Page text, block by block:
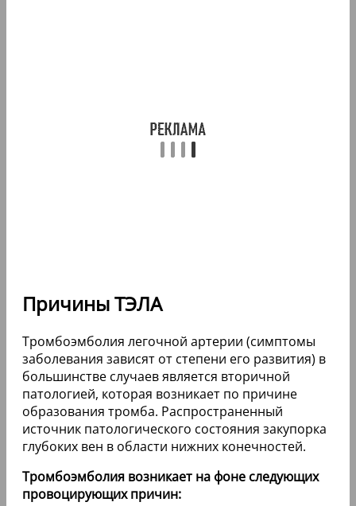
Причины ТЭЛА
Тромбоэмболия легочной артерии (симптомы
заболевания зависят от степени его развития) в
большинстве случаев является вторичной
патологией, которая возникает по причине
образования тромба. Распространенный
источник патологического состояния закупорка
глубоких вен в области нижних конечностей.
Тромбоэмболия возникает на фоне следующих
провоцирующих причин: